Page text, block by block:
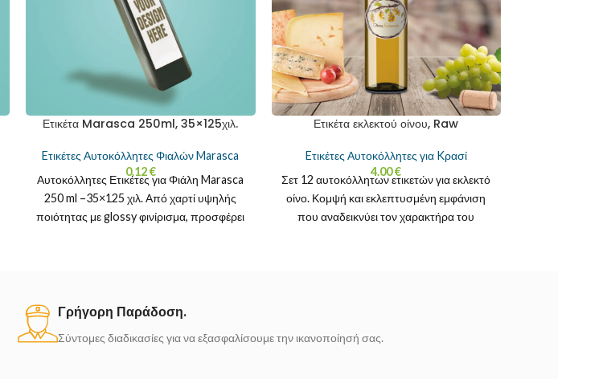
Ετικέτα Marasca 250ml, 35×125χιλ.
Eτικέτες Αυτοκόλλητες Φιαλών Marasca
0.12€
Αυτοκόλλητες Ετικέτες για Φιάλη Marasca
250 ml –35×125 χιλ. Από χαρτί υψηλής
ποιότητας με glossy φινίρισμα, προσφέρει
Ετικέτα εκλεκτού οίνου, Raw
Eτικέτες Αυτοκόλλητες για Kρασί
4.00€
Σετ 12 αυτοκόλλητων ετικετών για εκλεκτό
οίνο. Κομψή και εκλεπτυσμένη εμφάνιση
που αναδεικνύει τον χαρακτήρα του
Γρήγορη Παράδοση.
Σύντομες διαδικασίες για να εξασφαλίσουμε την ικανοποίησή σας.